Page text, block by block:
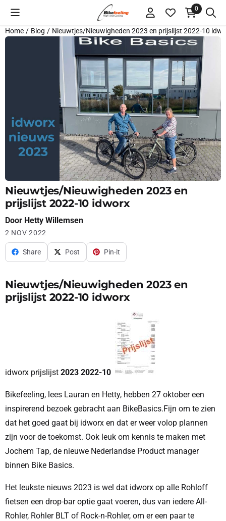
Cookievoorkeuren zijn momenteel gesloten. 0
Home / Blog / Nieuwtjes/Nieuwigheden 2023 en prijslijst 2022-10
Nieuwtjes/Nieuwigheden 2023 en
prijslijst 2022-10 idworx
Door Hetty Willemsen
2 NOV 2022
Share Post Pin-it
Nieuwtjes/Nieuwigheden 2023 en
prijslijst 2022-10 idworx
idworx prijslijst 2023 2022-10
Bikefeeling, lees Lauran en Hetty, hebben 27 oktober een
inspirerend bezoek gebracht aan BikeBasics.Fijn om te zien
dat het goed gaat bij idworx en dat er weer volop plannen
zijn voor de toekomst. Ook leuk om kennis te maken met
Jochem Tap, de nieuwe Nederlandse Product manager
binnen Bike Basics.
Het leukste nieuws 2023 is wel dat idworx op alle Rohloff
fietsen een drop-bar optie gaat voeren, dus van iedere All-
Rohler, Rohler BLT of Rock-n-Rohler, om er een paar te